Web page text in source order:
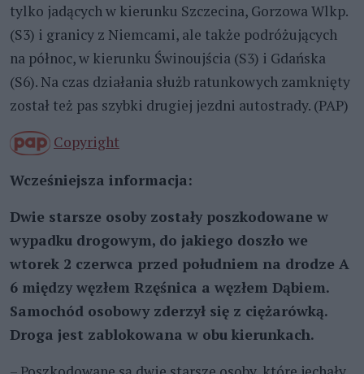
tylko jadących w kierunku Szczecina, Gorzowa Wlkp.
(S3) i granicy z Niemcami, ale także podróżujących
na północ, w kierunku Świnoujścia (S3) i Gdańska
(S6). Na czas działania służb ratunkowych zamknięty
został też pas szybki drugiej jezdni autostrady. (PAP)
Copyright
Wcześniejsza informacja:
Dwie starsze osoby zostały poszkodowane w
wypadku drogowym, do jakiego doszło we
wtorek 2 czerwca przed południem na drodze A
6 między węzłem Rzęśnica a węzłem Dąbiem.
Samochód osobowy zderzył się z ciężarówką.
Droga jest zablokowana w obu kierunkach.